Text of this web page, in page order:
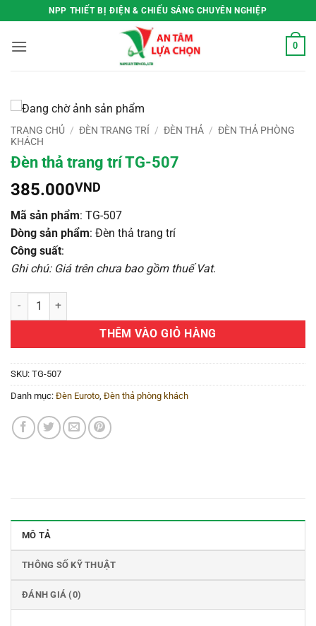
qua
nội
NPP THIẾT BỊ ĐIỆN & CHIẾU SÁNG CHUYÊN NGHIỆP
0
TRANG CHỦ / ĐÈN TRANG TRÍ / ĐÈN THẢ / ĐÈN THẢ PHÒNG
KHÁCH
Đèn thả trang trí TG-507
385.000VND
Mã sản phẩm: TG-507
Dòng sản phẩm: Đèn thả trang trí
Công suất:
Ghi chú: Giá trên chưa bao gồm thuế Vat.
Đèn thả trang trí TG-507 số lượng
THÊM VÀO GIỎ HÀNG
SKU: TG-507
Danh mục: Đèn Euroto Đèn thả phòng khách
MÔ TẢ
THÔNG SỐ KỸ THUẬT
ĐÁNH GIÁ (0)